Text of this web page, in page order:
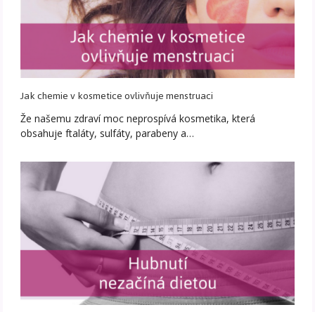
Jak chemie v kosmetice ovlivňuje menstruaci
Že našemu zdraví moc neprospívá kosmetika, která
obsahuje ftaláty, sulfáty, parabeny a…